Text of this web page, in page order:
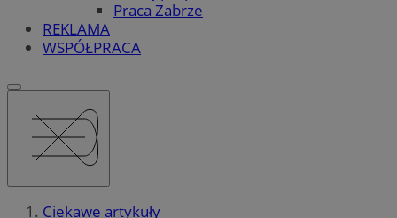
Praca Zabrze
REKLAMA
WSPÓŁPRACA
Ciekawe artykuły